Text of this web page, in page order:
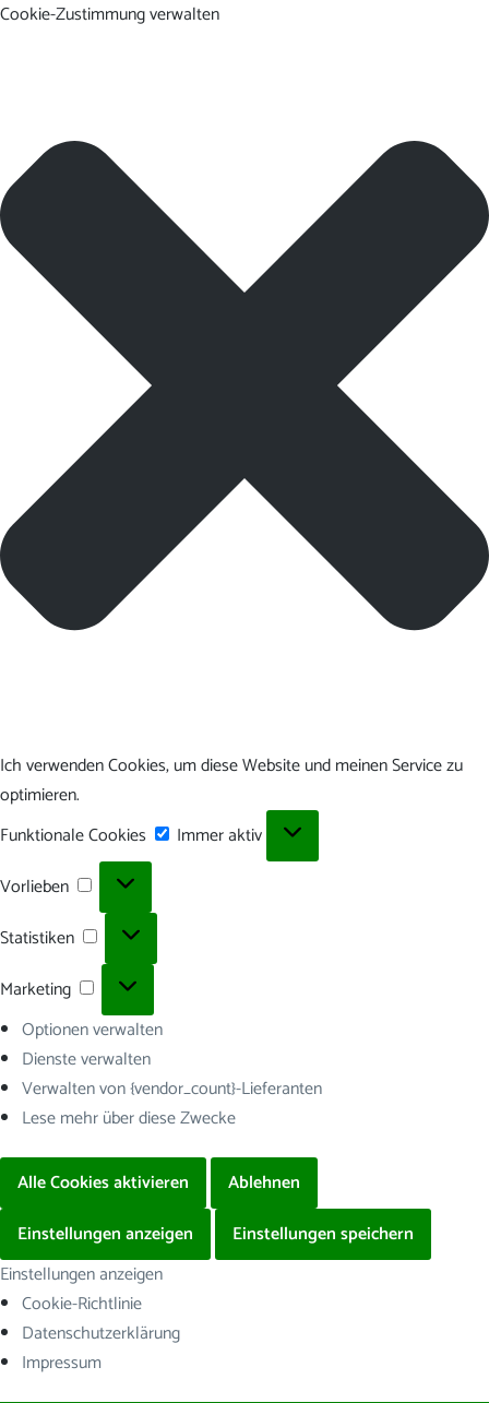
Cookie-Zustimmung verwalten
Ich verwenden Cookies, um diese Website und meinen Service zu
optimieren.
Funktionale Cookies
Funktionale
Immer aktiv
Vorlieben
Vorlieben
Statistiken Statistiken
Marketing
Marketing
Optionen verwalten
Dienste verwalten
Verwalten von {vendor_count}-Lieferanten
Lese mehr über diese Zwecke
Alle Cookies aktivieren
Ablehnen
Einstellungen anzeigen
Einstellungen speichern
Einstellungen anzeigen
Cookie-Richtlinie
Datenschutzerklärung
Impressum